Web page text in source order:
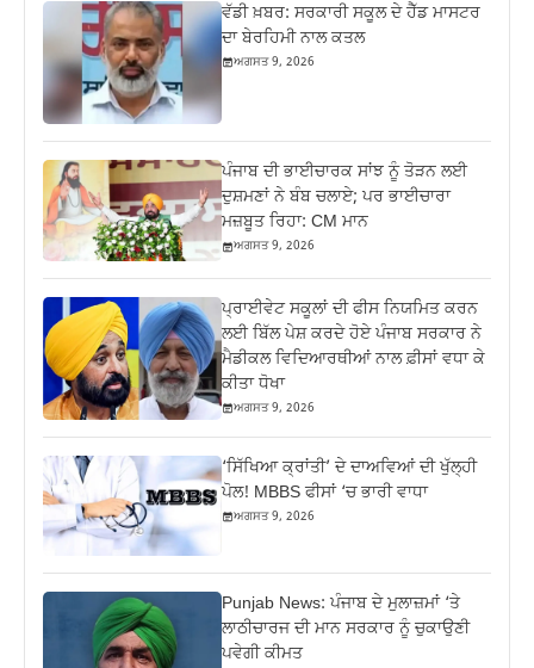
ਵੱਡੀ ਖ਼ਬਰ: ਸਰਕਾਰੀ ਸਕੂਲ ਦੇ ਹੈੱਡ ਮਾਸਟਰ
ਦਾ ਬੇਰਹਿਮੀ ਨਾਲ ਕਤਲ
ਅਗਸਤ 9, 2026
ਪੰਜਾਬ ਦੀ ਭਾਈਚਾਰਕ ਸਾਂਝ ਨੂੰ ਤੋੜਨ ਲਈ
ਦੁਸ਼ਮਣਾਂ ਨੇ ਬੰਬ ਚਲਾਏ; ਪਰ ਭਾਈਚਾਰਾ
ਮਜ਼ਬੂਤ ਰਿਹਾ: CM ਮਾਨ
ਅਗਸਤ 9, 2026
ਪ੍ਰਾਈਵੇਟ ਸਕੂਲਾਂ ਦੀ ਫੀਸ ਨਿਯਮਿਤ ਕਰਨ
ਲਈ ਬਿੱਲ ਪੇਸ਼ ਕਰਦੇ ਹੋਏ ਪੰਜਾਬ ਸਰਕਾਰ ਨੇ
ਮੈਡੀਕਲ ਵਿਦਿਆਰਥੀਆਂ ਨਾਲ ਫ਼ੀਸਾਂ ਵਧਾ ਕੇ
ਕੀਤਾ ਧੋਖਾ
ਅਗਸਤ 9, 2026
‘ਸਿੱਖਿਆ ਕ੍ਰਾਂਤੀ’ ਦੇ ਦਾਅਵਿਆਂ ਦੀ ਖੁੱਲ੍ਹੀ
ਪੋਲ! MBBS ਫੀਸਾਂ ‘ਚ ਭਾਰੀ ਵਾਧਾ
ਅਗਸਤ 9, 2026
Punjab News: ਪੰਜਾਬ ਦੇ ਮੁਲਾਜ਼ਮਾਂ ‘ਤੇ
ਲਾਠੀਚਾਰਜ ਦੀ ਮਾਨ ਸਰਕਾਰ ਨੂੰ ਚੁਕਾਉਣੀ
ਪਵੇਗੀ ਕੀਮਤ